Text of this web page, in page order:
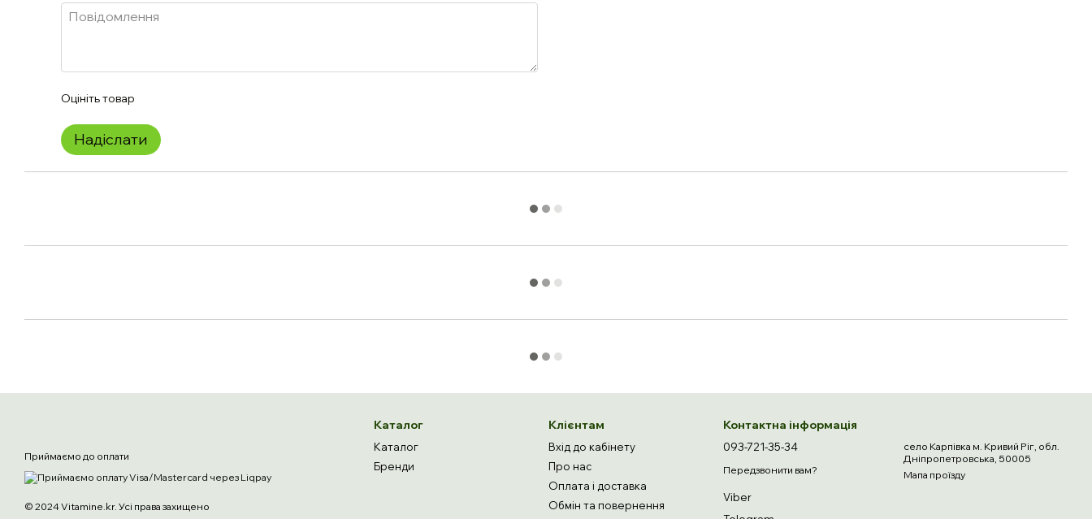
Оцініть товар
Надіслати
Приймаємо до оплати
© 2024 Vitamine.kr. Усі права захищено
Каталог
Каталог
Бренди
Клієнтам
Вхід до кабінету
Про нас
Оплата і доставка
Обмін та повернення
Контактна інформація
093-721-35-34
Передзвонити вам?
Viber
село Карпівка м. Кривий Ріг, обл.
Дніпропетровська, 50005
Мапа проїзду